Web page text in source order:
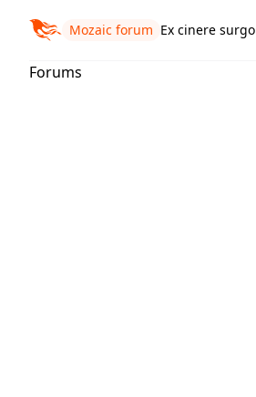
Mozaic forum Ex cinere surgo
Forums